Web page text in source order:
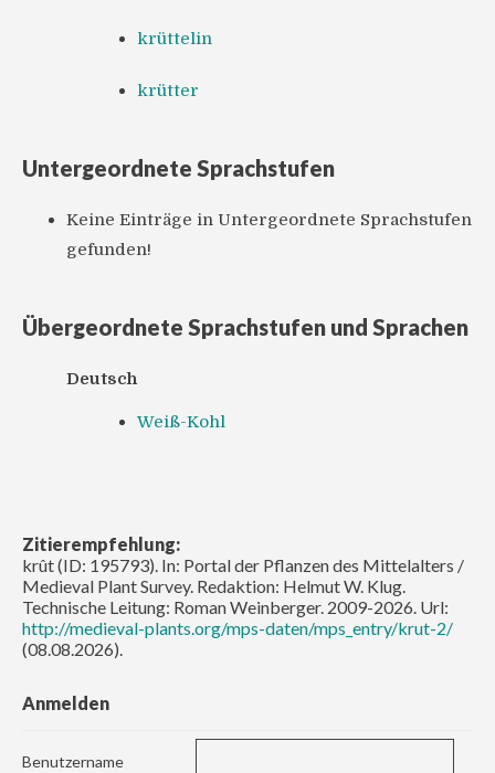
krüttelin
krütter
Untergeordnete Sprachstufen
Keine Einträge in Untergeordnete Sprachstufen
gefunden!
Übergeordnete Sprachstufen und Sprachen
Deutsch
Weiß-Kohl
Zitierempfehlung:
krût (ID: 195793). In: Portal der Pflanzen des Mittelalters /
Medieval Plant Survey. Redaktion: Helmut W. Klug.
Technische Leitung: Roman Weinberger. 2009-2026. Url:
http://medieval-plants.org/mps-daten/mps_entry/krut-2/
(08.08.2026).
Anmelden
Benutzername